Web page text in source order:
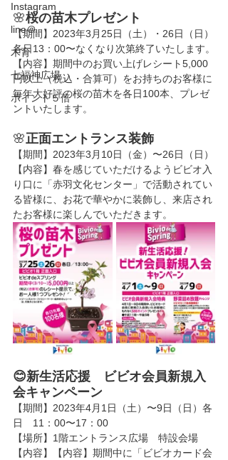
Instagram
line＠
木育
七福神広場
ポイント５倍
🌸桜の苗木プレゼント
【期間】2023年3月25日（土）・26日（日）
各日13：00〜なくなり次第終了いたします。
【内容】期間中のお買い上げレシート5,000
円以上（税込・合算可）をお持ちのお客様に
毎年大好評の桜の苗木を各日100本、プレゼ
ントいたします。
🌸正面エントランス装飾
【期間】2023年3月10日（金）〜26日（日）
【内容】春を感じていただけるようビビオ入
り口に「赤羽文化センター」で活動されてい
る皆様に、お花で華やかに装飾し、来店され
たお客様に楽しんでいただきます。
😊新生活応援　ビビオ会員新規入
会キャンペーン
【期間】2023年4月1日（土）〜9日（日）各
日　11：00〜17：00
【場所】1階エントランス広場　特設会場
【内容】【内容】期間中に「ビビオカード会